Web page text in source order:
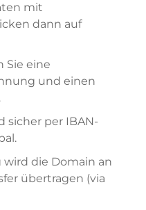
mit
dann auf
Sie eine
und einen
sicher per IBAN-
die Domain an
übertragen (via